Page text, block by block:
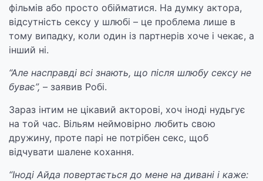
фільмів або просто обійматися. На думку актора,
відсутність сексу у шлюбі – це проблема лише в
тому випадку, коли один із партнерів хоче і чекає, а
інший ні.
“Але насправді всі знають, що після шлюбу сексу не
буває”, – заявив Робі.
Зараз інтим не цікавий акторові, хоч іноді нудьгує
на той час. Вільям неймовірно любить свою
дружину, проте парі не потрібен секс, щоб
відчувати шалене кохання.
“Іноді Айда повертається до мене на дивані і каже: